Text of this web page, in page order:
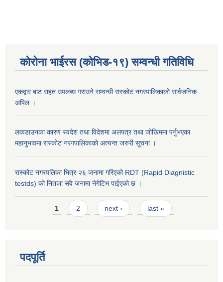
कोरोना भाईरस (कोभिड-१९) सम्वन्धी गतिविधि
एकद्वार बाट राहत उपलब्ध गराउने सम्वन्धी रास्कोट नगरपालिकाको सार्वजनिक
अपिल ।
लकडाउनका कारण स्वदेश तथा विदेशमा अलपत्र तथा जोखिममा पर्नुभएका
महानुभावमा रास्कोट नरगपालिकाको अत्यन्त जरुरी सूचना ।
रास्कोट नगरपलिका भित्र २६ जनामा गरिएको RDT (Rapid Diagnistic
testds) को नितजा सवै जनामा नेगेटिभ पाईएको छ ।
Pages1 2 next › last »
पदपूर्ति